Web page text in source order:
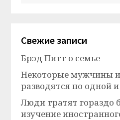
Свежие записи
Брэд Питт о семье
Некоторые мужчины
разводятся по одной
Люди тратят гораздо
изучение